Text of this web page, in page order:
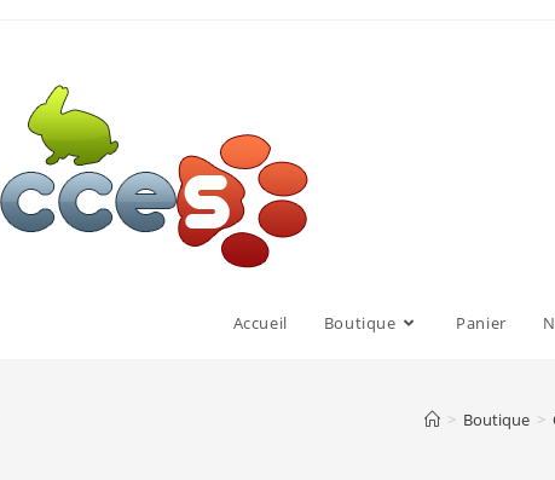
Accueil Boutique Panier
> Boutique >